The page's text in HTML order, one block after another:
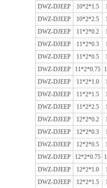
DWZ-DJEEP
10*2*1.5
DWZ-DJEEP
10*2*2.5
DWZ-DJEEP
11*2*0.2
DWZ-DJEEP
11*2*0.3
DWZ-DJEEP
11*2*0.5
DWZ-DJEEP
11*2*0.75
DWZ-DJEEP
11*2*1.0
DWZ-DJEEP
11*2*1.5
DWZ-DJEEP
11*2*2.5
DWZ-DJEEP
12*2*0.2
DWZ-DJEEP
12*2*0.3
DWZ-DJEEP
12*2*0.5
DWZ-DJEEP
12*2*0.75
DWZ-DJEEP
12*2*1.0
DWZ-DJEEP
12*2*1.5